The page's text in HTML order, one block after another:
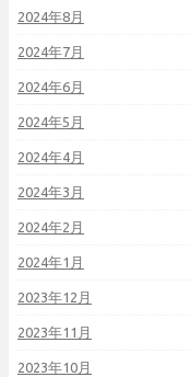
2024年8月
2024年7月
2024年6月
2024年5月
2024年4月
2024年3月
2024年2月
2024年1月
2023年12月
2023年11月
2023年10月